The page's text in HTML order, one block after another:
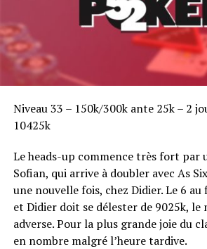
Niveau 33 – 150k/300k ante 25k – 2
10425k
Le heads-up commence très fort par
Sofian, qui arrive à doubler avec As
une nouvelle fois, chez Didier. Le 6
et Didier doit se délester de 9025k,
adverse. Pour la plus grande joie du
en nombre malgré l’heure tardive.